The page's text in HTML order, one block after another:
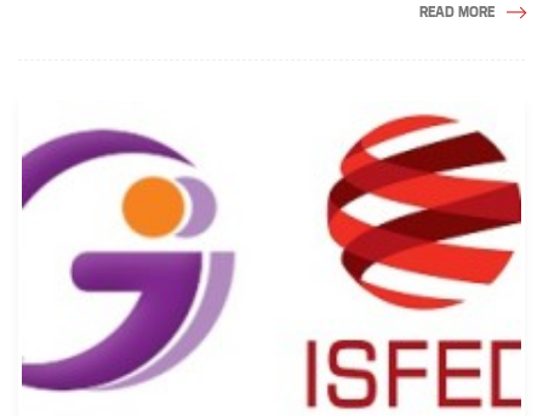
READ MORE